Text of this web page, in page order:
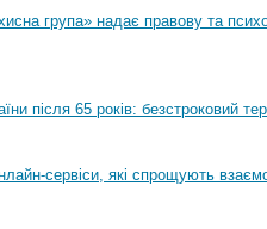
група» надає правову та
після 65 років: безстроковий
сервіси, які спрощують